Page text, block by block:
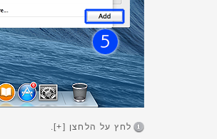
לחץ על הלחצן [+].